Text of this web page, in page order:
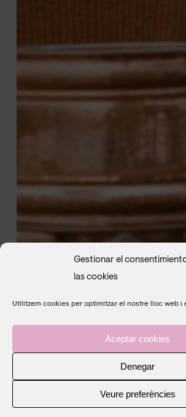
Gestionar el
las cookies
Utilitzem cookies per optimitzar el nostre lloc web i
Aceptar cookies
Denegar
Veure preferències